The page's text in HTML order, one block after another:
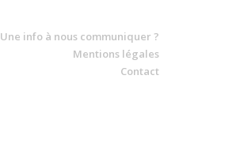
Une info à nous communiquer ?
Mentions légales
Contact